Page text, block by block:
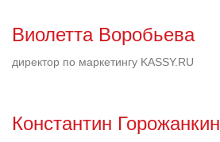
Виолетта Воробьева
директор по маркетингу KASSY.RU
Константин Горожанкин